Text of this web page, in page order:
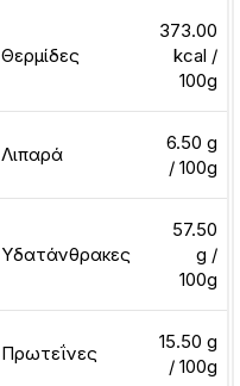
Θερμίδες
373.00
kcal /
100g
Λιπαρά
6.50 g
/ 100g
Υδατάνθρακες
57.50
g /
100g
Πρωτεΐνες
15.50 g
/ 100g